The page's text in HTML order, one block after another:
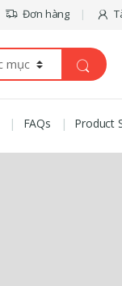
Đơn hàng
FAQs Product